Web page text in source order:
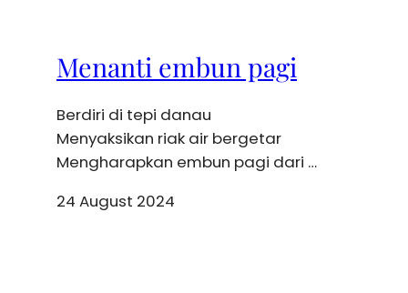
Menanti embun pagi
Berdiri di tepi danau
Menyaksikan riak air bergetar
Mengharapkan embun pagi dari …
24 August 2024